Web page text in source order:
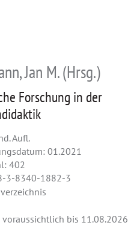
Jan M. (Hrsg.)
Forschung in der
Aufl.
01.2021
402
3-8340-1882-3
voraussichtlich bis 11.08.2026